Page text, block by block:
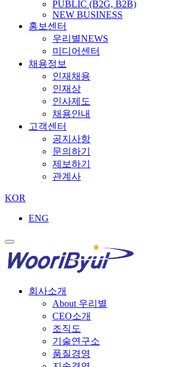
PUBLIC (B2G, B2B)
NEW BUSINESS
홍보센터
우리별NEWS
미디어센터
채용정보
인재채용
인재상
인사제도
채용안내
고객센터
공지사항
문의하기
제보하기
관계사
KOR
ENG
회사소개
About 우리별
CEO소개
조직도
기술연구소
품질경영